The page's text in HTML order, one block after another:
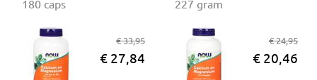
180 caps
€ 33,95
€ 27,84
227 gram
€ 24,95
€ 20,46